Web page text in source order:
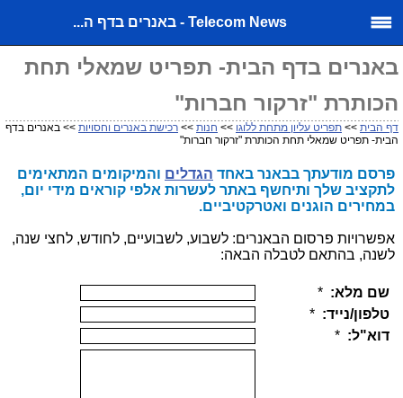
Telecom News - באנרים בדף ה...
באנרים בדף הבית- תפריט שמאלי תחת
הכותרת "זרקור חברות"
דף הבית >> תפריט עליון מתחת ללוגו >> חנות >> רכישת באנרים וחסויות >> באנרים בדף
הבית- תפריט שמאלי תחת הכותרת "זרקור חברות"
פרסם מודעתך בבאנר באחד הגדלים והמיקומים המתאימים
לתקציב שלך ותיחשף באתר לעשרות אלפי קוראים מידי יום,
במחירים הוגנים ואטרקטיביים.
אפשרויות פרסום הבאנרים: לשבוע, לשבועיים, לחודש, לחצי שנה,
לשנה, בהתאם לטבלה הבאה: